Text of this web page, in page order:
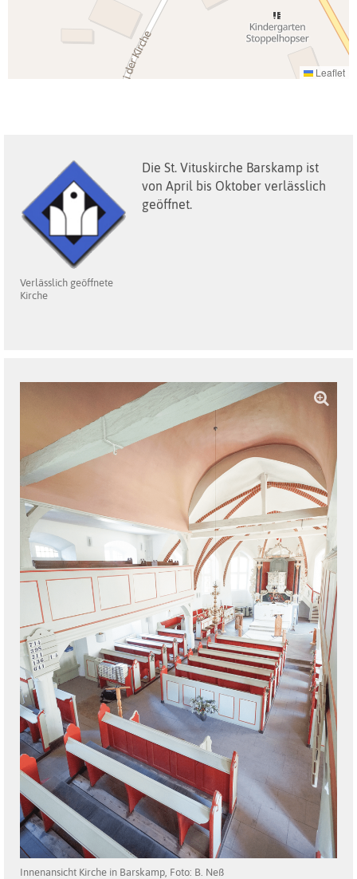
Leaflet
Verlässlich geöffnete
Kirche
Die St. Vituskirche Barskamp ist
von April bis Oktober verlässlich
geöffnet.
Innenansicht Kirche in Barskamp, Foto: B. Neß